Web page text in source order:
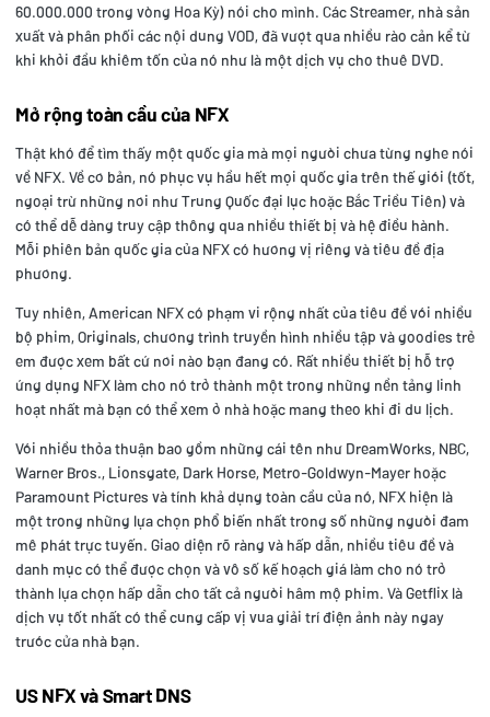
60.000.000 trong vòng Hoa Kỳ) nói cho mình. Các Streamer, nhà sản
xuất và phân phối các nội dung VOD, đã vượt qua nhiều rào cản kể từ
khi khởi đầu khiêm tốn của nó như là một dịch vụ cho thuê DVD.
Mở rộng toàn cầu của NFX
Thật khó để tìm thấy một quốc gia mà mọi người chưa từng nghe nói
về NFX. Về cơ bản, nó phục vụ hầu hết mọi quốc gia trên thế giới (tốt,
ngoại trừ những nơi như Trung Quốc đại lục hoặc Bắc Triều Tiên) và
có thể dễ dàng truy cập thông qua nhiều thiết bị và hệ điều hành.
Mỗi phiên bản quốc gia của NFX có hương vị riêng và tiêu đề địa
phương.
Tuy nhiên, American NFX có phạm vi rộng nhất của tiêu đề với nhiều
bộ phim, Originals, chương trình truyền hình nhiều tập và goodies trẻ
em được xem bất cứ nơi nào bạn đang có. Rất nhiều thiết bị hỗ trợ
ứng dụng NFX làm cho nó trở thành một trong những nền tảng linh
hoạt nhất mà bạn có thể xem ở nhà hoặc mang theo khi đi du lịch.
Với nhiều thỏa thuận bao gồm những cái tên như DreamWorks, NBC,
Warner Bros., Lionsgate, Dark Horse, Metro-Goldwyn-Mayer hoặc
Paramount Pictures và tính khả dụng toàn cầu của nó, NFX hiện là
một trong những lựa chọn phổ biến nhất trong số những người đam
mê phát trực tuyến. Giao diện rõ ràng và hấp dẫn, nhiều tiêu đề và
danh mục có thể được chọn và vô số kế hoạch giá làm cho nó trở
thành lựa chọn hấp dẫn cho tất cả người hâm mộ phim. Và Getflix là
dịch vụ tốt nhất có thể cung cấp vị vua giải trí điện ảnh này ngay
trước cửa nhà bạn.
US NFX và Smart DNS